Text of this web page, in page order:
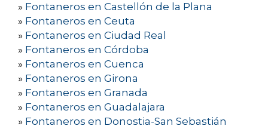
» Fontaneros en Castellón de la Plana
» Fontaneros en Ceuta
» Fontaneros en Ciudad Real
» Fontaneros en Córdoba
» Fontaneros en Cuenca
» Fontaneros en Girona
» Fontaneros en Granada
» Fontaneros en Guadalajara
» Fontaneros en Donostia-San Sebastián